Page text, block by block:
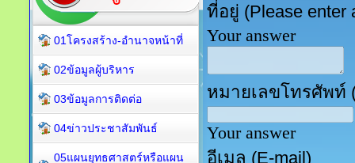
01โครงสร้าง-อำนาจหน้าที่
02ข้อมูลผู้บริหาร
03ข้อมูลการติดต่อ
04ข่าวประชาสัมพันธ์
05แผนยุทธศาสตร์หรือแผน